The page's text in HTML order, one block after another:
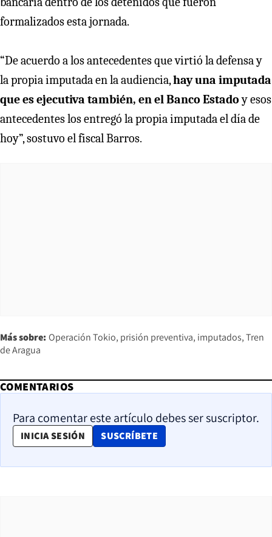
formalizados esta jornada.
“De acuerdo a los antecedentes que virtió la defensa y
la propia imputada en la audiencia,hay una imputada
que es ejecutiva también, en el Banco Estadoy esos
antecedentes los entregó la propia imputada el día de
hoy”, sostuvo el fiscal Barros.
Más sobre: Operación Tokio prisión preventiva imputados Tren
de Aragua
COMENTARIOS
Para comentar este artículo debes ser suscriptor.
INICIA SESIÓN SUSCRÍBETE
OPENS IN NEW WINDOW